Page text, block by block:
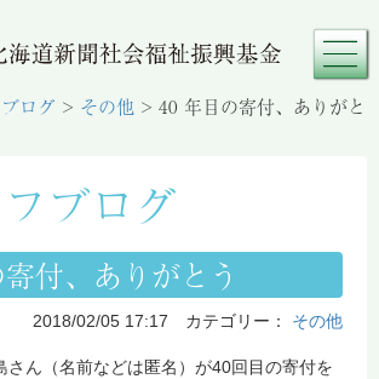
ログ > その他 > 40 年目の寄付、ありがと
ブログ
付、ありがとう
2018/02/05 17:17 カテゴリー： その他
ん（名前などは匿名）が40回目の寄付を